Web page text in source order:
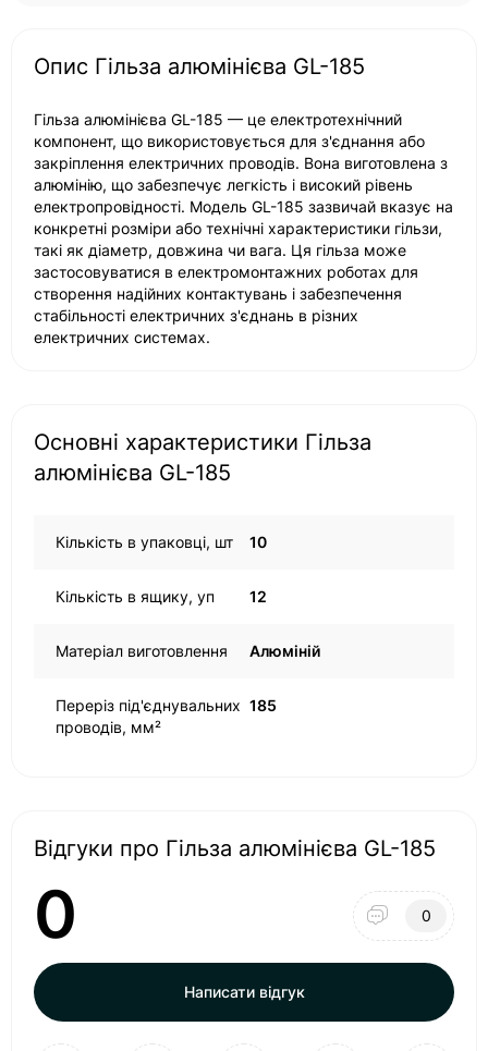
Опис Гільза алюмінієва GL-185
Гільза алюмінієва GL-185 — це електротехнічний
компонент, що використовується для з'єднання або
закріплення електричних проводів. Вона виготовлена з
алюмінію, що забезпечує легкість і високий рівень
електропровідності. Модель GL-185 зазвичай вказує на
конкретні розміри або технічні характеристики гільзи,
такі як діаметр, довжина чи вага. Ця гільза може
застосовуватися в електромонтажних роботах для
створення надійних контактувань і забезпечення
стабільності електричних з'єднань в різних
електричних системах.
Основні характеристики Гільза
алюмінієва GL-185
Кількість в упаковці, шт 10
Кількість в ящику, уп 12
Матеріал виготовлення Алюміній
Переріз під'єднувальних
проводів, мм²
185
Відгуки про Гільза алюмінієва GL-185
0 0
Написати відгук